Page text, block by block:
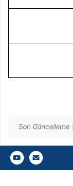
Son Güncelleme
2024- GaziGazi E-Mail